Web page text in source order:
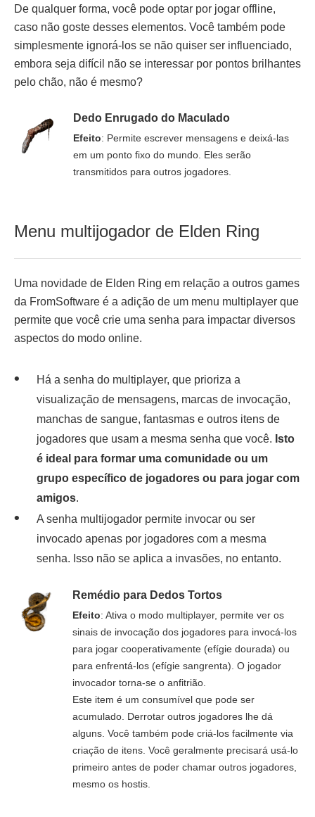
De qualquer forma, você pode optar por jogar offline,
caso não goste desses elementos. Você também pode
simplesmente ignorá-los se não quiser ser influenciado,
embora seja difícil não se interessar por pontos brilhantes
pelo chão, não é mesmo?
Dedo Enrugado do Maculado
Efeito: Permite escrever mensagens e deixá-las
em um ponto fixo do mundo. Eles serão
transmitidos para outros jogadores.
Menu multijogador de Elden Ring
Uma novidade de Elden Ring em relação a outros games
da FromSoftware é a adição de um menu multiplayer que
permite que você crie uma senha para impactar diversos
aspectos do modo online.
Há a senha do multiplayer, que prioriza a
visualização de mensagens, marcas de invocação,
manchas de sangue, fantasmas e outros itens de
jogadores que usam a mesma senha que você. Isto
é ideal para formar uma comunidade ou um
grupo específico de jogadores ou para jogar com
amigos.
A senha multijogador permite invocar ou ser
invocado apenas por jogadores com a mesma
senha. Isso não se aplica a invasões, no entanto.
Remédio para Dedos Tortos
Efeito: Ativa o modo multiplayer, permite ver os
sinais de invocação dos jogadores para invocá-los
para jogar cooperativamente (efígie dourada) ou
para enfrentá-los (efígie sangrenta). O jogador
invocador torna-se o anfitrião.
Este item é um consumível que pode ser
acumulado. Derrotar outros jogadores lhe dá
alguns. Você também pode criá-los facilmente via
criação de itens. Você geralmente precisará usá-lo
primeiro antes de poder chamar outros jogadores,
mesmo os hostis.